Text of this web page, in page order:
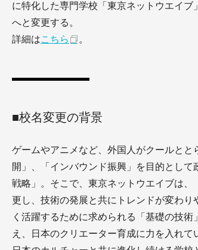
に特化した専門学校「東京ネットウエイブ
へと変更する。
詳細はこちら 。
■校名変更の背景
ゲームやアニメなど、外国人がクールと
開」、「インバウンド振興」を目的とし
戦略」。そこで、東京ネットウエイブは
更し、技術の発展と共にトレンドが変わ
く活躍するために求められる「基礎の技
え、日本のクリエーター育成に力を入れて